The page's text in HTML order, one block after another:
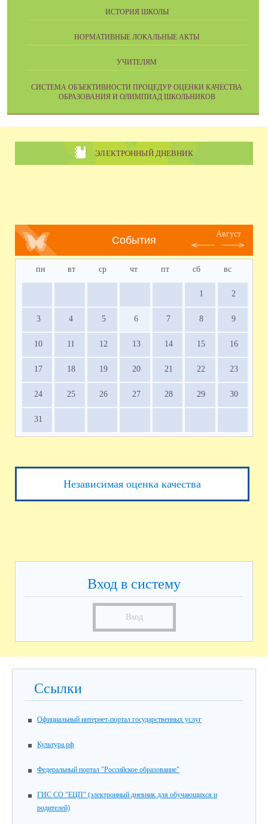
ИСТОРИЯ ШКОЛЫ
НОРМАТИВНЫЕ ЛОКАЛЬНЫЕ АКТЫ
УЧИТЕЛЯМ
CИСТЕМА ОБЪЕКТИВНОСТИ ПРОЦЕДУР ОЦЕНКИ КАЧЕСТВА
ОБРАЗОВАНИЯ И ОЛИМПИАД ШКОЛЬНИКОВ
ЭЛЕКТРОННЫЙ ДНЕВНИК
События
Август
пн вт ср чт пт сб вс
1 2
3 4 5 6 7 8 9
10 11 12 13 14 15 16
17 18 19 20 21 22 23
24 25 26 27 28 29 30
31
Независимая оценка качества
Вход в систему
Вход
Ссылки
Официальный интернет-портал государственных услуг
Культура.рф
Федеральный портал "Российское образование"
ГИС СО "ЕЦП" (электронный дневник для обучающихся и
родителей)